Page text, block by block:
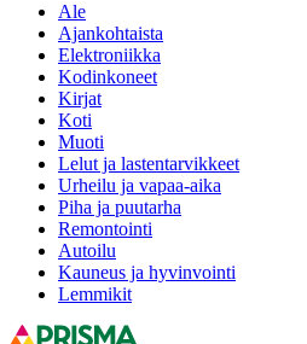
Ale
Ajankohtaista
Elektroniikka
Kodinkoneet
Kirjat
Koti
Muoti
Lelut ja lastentarvikkeet
Urheilu ja vapaa-aika
Piha ja puutarha
Remontointi
Autoilu
Kauneus ja hyvinvointi
Lemmikit